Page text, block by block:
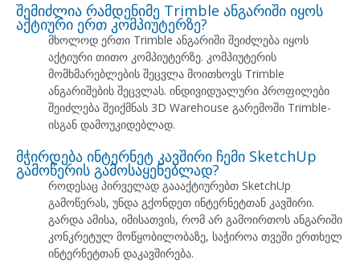
შემიძლია რამდენიმე Trimble ანგარიში იყოს
აქტიური ერთ კომპიუტერზე?
მხოლოდ ერთი Trimble ანგარიში შეიძლება იყოს
აქტიური თითო კომპიუტერზე. კომპიუტერის
მომხმარებლების შეცვლა მოითხოვს Trimble
ანგარიშების შეცვლას. ინდივიდუალური პროფილები
შეიძლება შეიქმნას 3D Warehouse გარემოში Trimble-
ისგან დამოუკიდებლად.
მჭირდება ინტერნეტ კავშირი ჩემი SketchUp
გამოწერის გამოსაყენებლად?
როდესაც პირველად გაააქტიურებთ SketchUp
გამოწერას, უნდა გქონდეთ ინტერნეტთან კავშირი.
გარდა ამისა, იმისათვის, რომ არ გამოირთოს ანგარიში
კონკრეტულ მოწყობილობაზე, საჭიროა თვეში ერთხელ
ინტერნეტთან დაკავშირება.